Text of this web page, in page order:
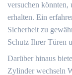
versuchen könnten,
erhalten.​ Ein
Sicherheit zu
Schutz Ihrer Türen
Darüber hinaus
Zylinder wechseln